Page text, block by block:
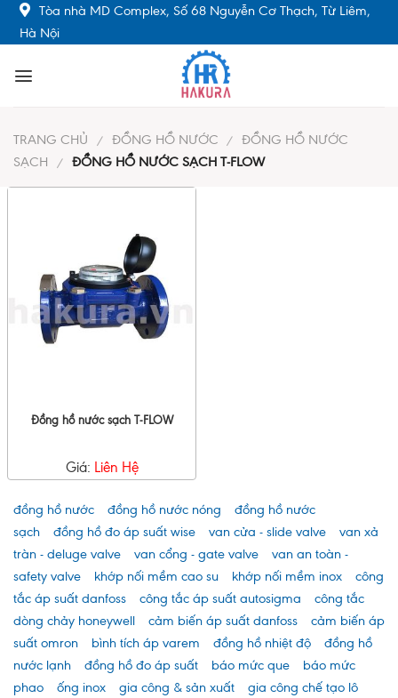
Skip
Tòa nhà MD Complex, Số 68 Nguyễn Cơ Thạch, Từ Liêm,
Hà Nội
TRANG CHỦ / ĐỒNG HỒ NƯỚC / ĐỒNG HỒ NƯỚC
SẠCH
/ ĐỒNG HỒ NƯỚC SẠCH T-FLOW
Đồng hồ nước sạch T-FLOW
Giá: Liên Hệ
đồng hồ nước đồng hồ nước nóng
đồng hồ nước
sạch
đồng hồ đo áp suất wise van cửa - slide valve
van xả
tràn - deluge valve
van cổng - gate valve
van an toàn -
safety valve
khớp nối mềm cao su khớp nối mềm inox
công
tắc áp suất danfoss
công tắc áp suất autosigma
công tắc
dòng chảy honeywell
cảm biến áp suất danfoss
cảm biến áp
suất omron
bình tích áp varem đồng hồ nhiệt độ
đồng hồ
nước lạnh
đồng hồ đo áp suất báo mức que
báo mức
phao
ống inox gia công & sản xuất
gia công chế tạo lô